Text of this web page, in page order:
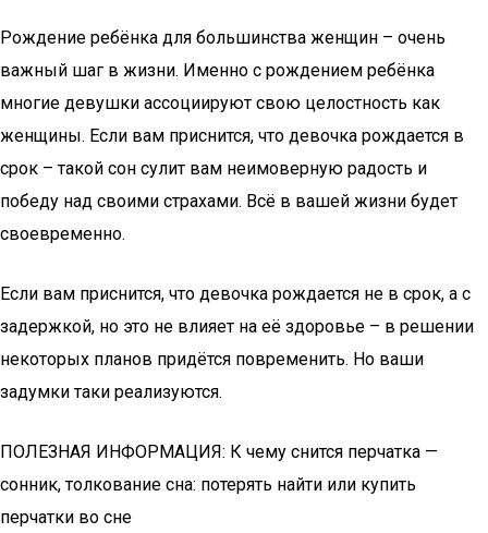
Рождение ребёнка для большинства женщин – очень
важный шаг в жизни. Именно с рождением ребёнка
многие девушки ассоциируют свою целостность как
женщины. Если вам приснится, что девочка рождается в
срок – такой сон сулит вам неимоверную радость и
победу над своими страхами. Всё в вашей жизни будет
своевременно.
Если вам приснится, что девочка рождается не в срок, а с
задержкой, но это не влияет на её здоровье – в решении
некоторых планов придётся повременить. Но ваши
задумки таки реализуются.
ПОЛЕЗНАЯ ИНФОРМАЦИЯ: К чему снится перчатка —
сонник, толкование сна: потерять найти или купить
перчатки во сне